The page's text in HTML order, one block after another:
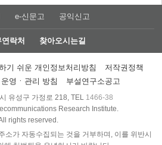
e-신문고 공익신고
락처 찾아오시는길
기 쉬운 개인정보처리방침
저작권정책
영ㆍ관리 방침
부설연구소공고
유성구 가정로 218, TEL 1466-38
Research Institute.
rights reserved.
소가 자동수집되는 것을 거부하며, 이를 위반시